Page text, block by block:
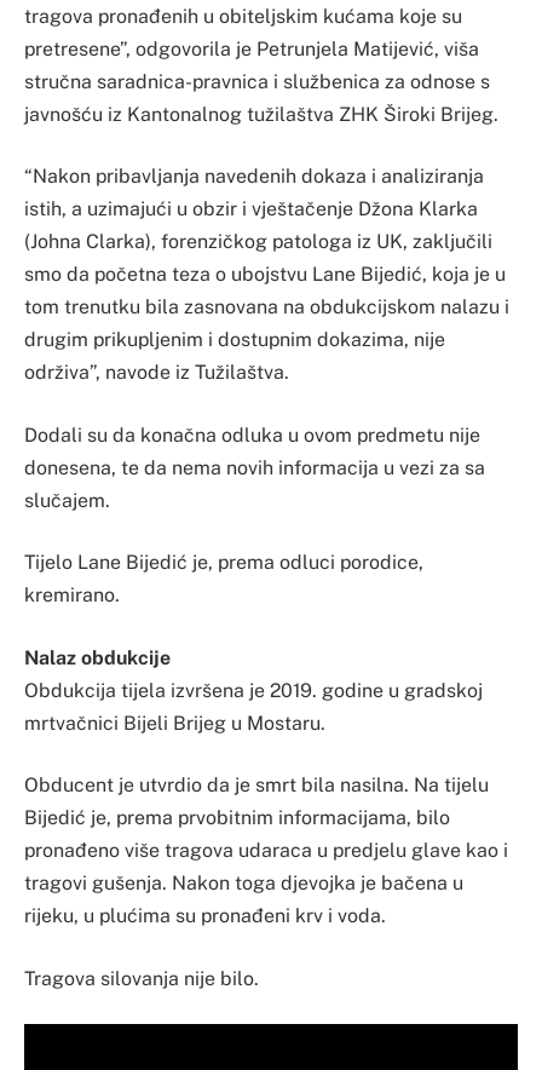
tragova pronađenih u obiteljskim kućama koje su
pretresene”, odgovorila je Petrunjela Matijević, viša
stručna saradnica-pravnica i službenica za odnose s
javnošću iz Kantonalnog tužilaštva ZHK Široki Brijeg.
“Nakon pribavljanja navedenih dokaza i analiziranja
istih, a uzimajući u obzir i vještačenje Džona Klarka
(Johna Clarka), forenzičkog patologa iz UK, zaključili
smo da početna teza o ubojstvu Lane Bijedić, koja je u
tom trenutku bila zasnovana na obdukcijskom nalazu i
drugim prikupljenim i dostupnim dokazima, nije
održiva”, navode iz Tužilaštva.
Dodali su da konačna odluka u ovom predmetu nije
donesena, te da nema novih informacija u vezi za sa
slučajem.
Tijelo Lane Bijedić je, prema odluci porodice,
kremirano.
Nalaz obdukcije
Obdukcija tijela izvršena je 2019. godine u gradskoj
mrtvačnici Bijeli Brijeg u Mostaru.
Obducent je utvrdio da je smrt bila nasilna. Na tijelu
Bijedić je, prema prvobitnim informacijama, bilo
pronađeno više tragova udaraca u predjelu glave kao i
tragovi gušenja. Nakon toga djevojka je bačena u
rijeku, u plućima su pronađeni krv i voda.
Tragova silovanja nije bilo.